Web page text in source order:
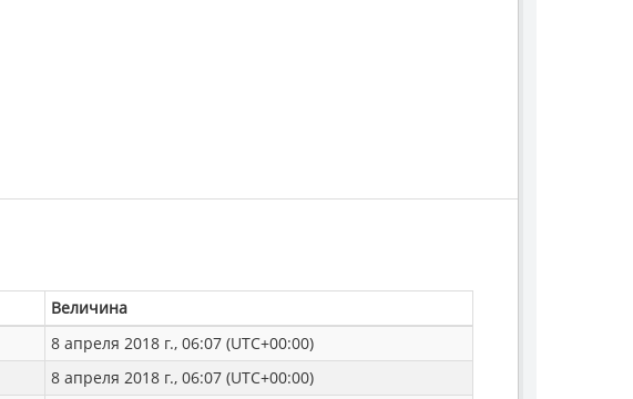
Величина
8 апреля 2018 г., 06:07 (UTC+00:00)
8 апреля 2018 г., 06:07 (UTC+00:00)